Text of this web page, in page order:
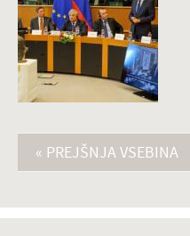
« PREJŠNJA VSEBINA